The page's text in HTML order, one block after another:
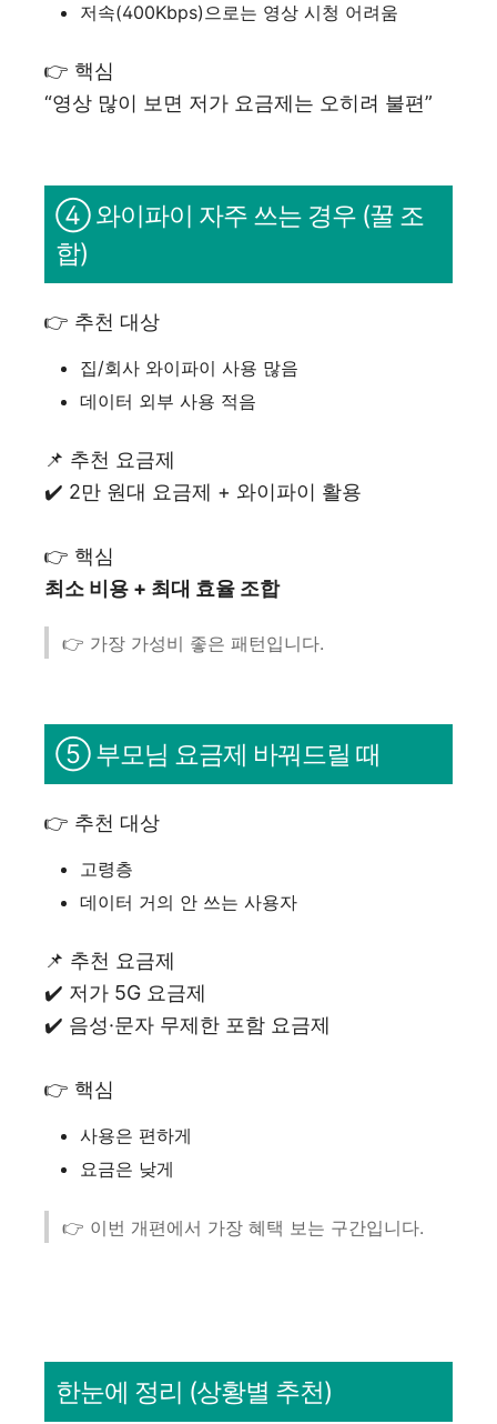
저속(400Kbps)으로는 영상 시청 어려움
👉 핵심
“영상 많이 보면 저가 요금제는 오히려 불편”
④ 와이파이 자주 쓰는 경우 (꿀 조
합)
👉 추천 대상
집/회사 와이파이 사용 많음
데이터 외부 사용 적음
📌 추천 요금제
✔️ 2만 원대 요금제 + 와이파이 활용
👉 핵심
최소 비용 + 최대 효율 조합
👉 가장 가성비 좋은 패턴입니다.
⑤ 부모님 요금제 바꿔드릴 때
👉 추천 대상
고령층
데이터 거의 안 쓰는 사용자
📌 추천 요금제
✔️ 저가 5G 요금제
✔️ 음성·문자 무제한 포함 요금제
👉 핵심
사용은 편하게
요금은 낮게
👉 이번 개편에서 가장 혜택 보는 구간입니다.
한눈에 정리 (상황별 추천)